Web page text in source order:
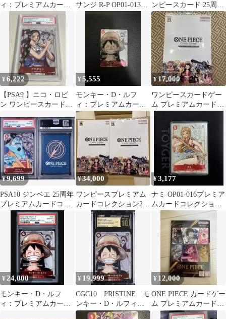
ィ：プレミアムカード
コレクション 25周年エ
ディション P …
サンジ R-P OP01-013
ンピースカード 25周年
エディション
¥6,222
【PSA9 】ニコ・ロビ
ン ワンピースカードゲ
ン
¥5,555
モンキー・D・ルフ
ィ：プレミアムカード
コレクション プロモ 25
周年エディション
¥17,000
ワンピースカードゲー
ム プレミアムカードコ
ィション
¥9,699
PSA10 ジンベエ 25周年
プレミアムカードコレ
クション
¥34,000
ワンピースプレミアム
カードコレクション25
周年エディション
¥3,177
ナミ OP01-016プレミア
ムカードコレクション
25周年 エディション
¥24,000
モンキー・D・ルフ
ィ：プレミアムカード
¥ 19,999
CGC10 PRISTINE モ
ンキー・D・ルフィ
P-001 PSA10
¥ 12,000
ONE PIECE カードゲー
ム プレミアムカードコ
レクション -6